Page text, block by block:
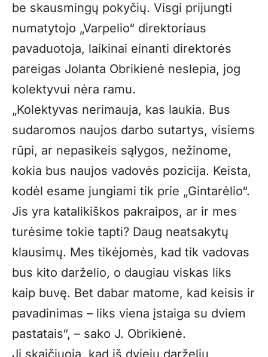
be skausmingų pokyčių. Visgi prijungti
numatytojo „Varpelio“ direktoriaus
pavaduotoja, laikinai einanti direktorės
pareigas Jolanta Obrikienė neslepia, jog
kolektyvui nėra ramu.
„Kolektyvas nerimauja, kas laukia. Bus
sudaromos naujos darbo sutartys, visiems
rūpi, ar nepasikeis sąlygos, nežinome,
kokia bus naujos vadovės pozicija. Keista,
kodėl esame jungiami tik prie „Gintarėlio“.
Jis yra katalikiškos pakraipos, ar ir mes
turėsime tokie tapti? Daug neatsakytų
klausimų. Mes tikėjomės, kad tik vadovas
bus kito darželio, o daugiau viskas liks
kaip buvę. Bet dabar matome, kad keisis ir
pavadinimas – liks viena įstaiga su dviem
pastatais“, – sako J. Obrikienė.
Ji skaičiuoja, kad iš dviejų darželių